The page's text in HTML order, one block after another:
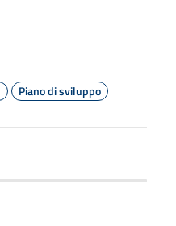
Piano di sviluppo